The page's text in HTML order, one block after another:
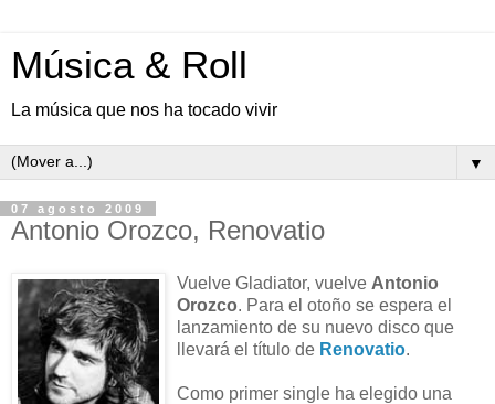
Música & Roll
La música que nos ha tocado vivir
▼
07 agosto 2009
Antonio Orozco, Renovatio
Vuelve Gladiator, vuelve Antonio
Orozco. Para el otoño se espera el
lanzamiento de su nuevo disco que
llevará el título de Renovatio.
Como primer single ha elegido una